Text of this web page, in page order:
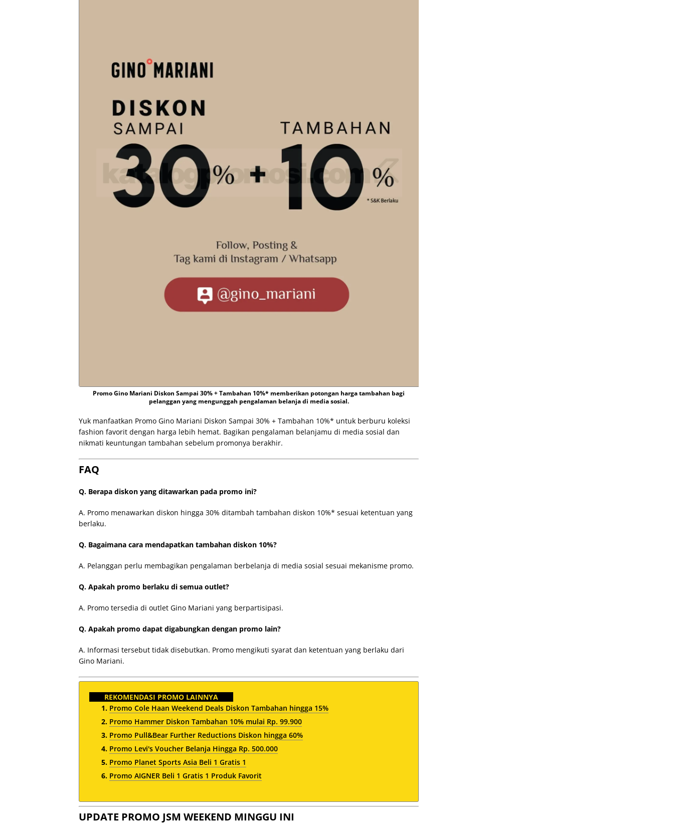
Promo Gino Mariani Diskon Sampai 30% + Tambahan 10%* memberikan potongan harga tambahan bagi
pelanggan yang mengunggah pengalaman belanja di media sosial.
Yuk manfaatkan Promo Gino Mariani Diskon Sampai 30% + Tambahan 10%* untuk berburu koleksi
fashion favorit dengan harga lebih hemat. Bagikan pengalaman belanjamu di media sosial dan
nikmati keuntungan tambahan sebelum promonya berakhir.
FAQ
Q. Berapa diskon yang ditawarkan pada promo ini?
A. Promo menawarkan diskon hingga 30% ditambah tambahan diskon 10%* sesuai ketentuan yang
berlaku.
Q. Bagaimana cara mendapatkan tambahan diskon 10%?
A. Pelanggan perlu membagikan pengalaman berbelanja di media sosial sesuai mekanisme promo.
Q. Apakah promo berlaku di semua outlet?
A. Promo tersedia di outlet Gino Mariani yang berpartisipasi.
Q. Apakah promo dapat digabungkan dengan promo lain?
A. Informasi tersebut tidak disebutkan. Promo mengikuti syarat dan ketentuan yang berlaku dari
Gino Mariani.
REKOMENDASI PROMO LAINNYA
Promo Cole Haan Weekend Deals Diskon Tambahan hingga 15%
Promo Hammer Diskon Tambahan 10% mulai Rp. 99.900
Promo Pull&Bear Further Reductions Diskon hingga 60%
Promo Levi's Voucher Belanja Hingga Rp. 500.000
Promo Planet Sports Asia Beli 1 Gratis 1
Promo AIGNER Beli 1 Gratis 1 Produk Favorit
UPDATE PROMO JSM WEEKEND MINGGU INI